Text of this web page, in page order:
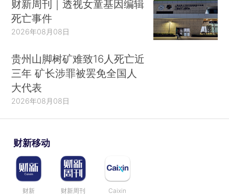
财新周刊｜透视女童基因编辑
死亡事件
2026年08月08日
贵州山脚树矿难致16人死亡近
三年 矿长涉罪被罢免全国人
大代表
2026年08月08日
财新移动
财新 财新周刊 Caixin